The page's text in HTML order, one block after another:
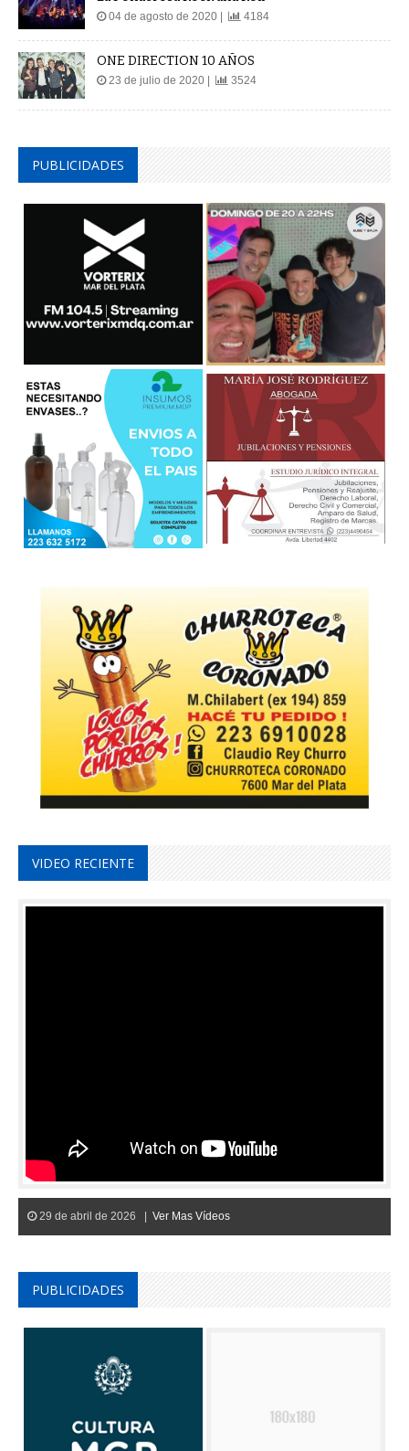
04 de agosto de 2020 | 4184
ONE DIRECTION 10 AÑOS
23 de julio de 2020 | 3524
PUBLICIDADES
VIDEO RECIENTE
29 de abril de 2026 | Ver Mas Vídeos
PUBLICIDADES